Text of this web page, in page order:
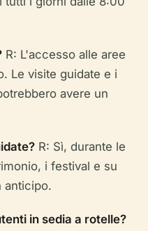
R: L'accesso alle aree
Le visite guidate e i
avere un
R: Sì, durante le
i festival e su
anticipo.
in sedia a rotelle?